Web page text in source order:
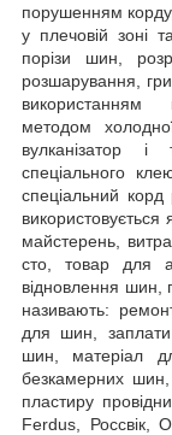
порушенням
у плечовій зоні
порізи шин,
розшарування,
використанням
методом
вулканізатор
спеціального
спеціальний корд
майстерень,
сто, товар для
відновлення шин,
називають:
для шин,
шин, матеріал
безкамерних
пластиру
Ferdus, Россвік,